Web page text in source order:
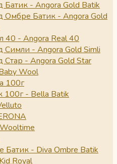
Батик - Angora Gold Batik
Омбре Батик - Angora Gold
40 - Angora Real 40
Симли - Angora Gold Simli
Стар - Angora Gold Star
Wool
100г
100г - Bella Batik
- Diva Ombre Batik
Royal